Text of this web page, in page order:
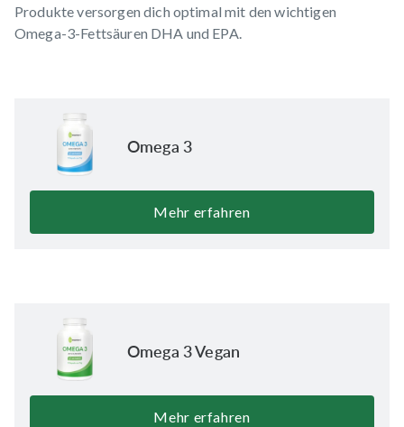
Produkte versorgen dich optimal mit den wichtigen
Omega-3-Fettsäuren DHA und EPA.
Omega 3
Mehr erfahren
Omega 3 Vegan
Mehr erfahren